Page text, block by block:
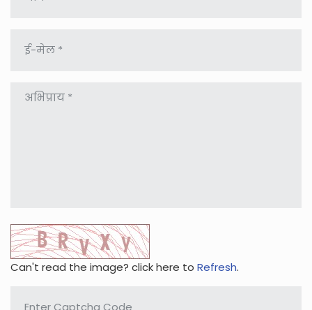
Can't read the image? click here to Refresh.